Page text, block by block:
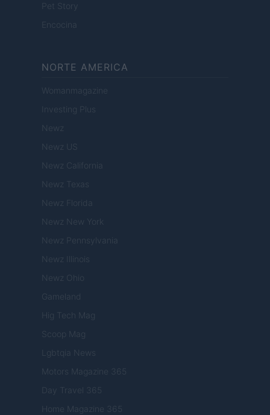
Pet Story
Encocina
NORTE AMERICA
Womanmagazine
Investing Plus
Newz
Newz US
Newz California
Newz Texas
Newz Florida
Newz New York
Newz Pennsylvania
Newz Illinois
Newz Ohio
Gameland
Hig Tech Mag
Scoop Mag
Lgbtqia News
Motors Magazine 365
Day Travel 365
Home Magazine 365